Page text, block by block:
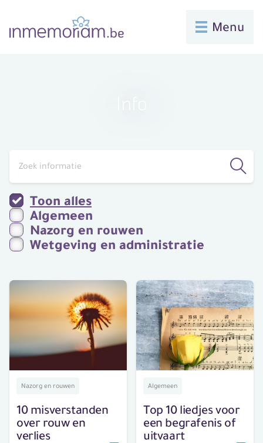
Menu
Filter de resultaten
Toon alles
Algemeen
Nazorg en rouwen
Wetgeving en administratie
Nazorg en rouwen
10 misverstanden
over rouw en
verlies
Algemeen
Top 10 liedjes voor
een begrafenis of
uitvaart